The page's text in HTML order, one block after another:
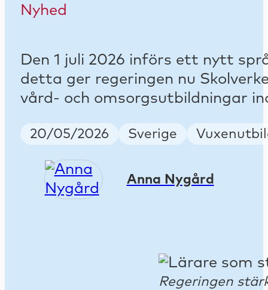
Nyhed
Den 1 juli 2026 införs ett nytt
detta ger regeringen nu
vård- och omsorgsutbildningar
Publish Date
20/05/2026 Country
Sverige Keywords
Anna Nygård
Regeringen